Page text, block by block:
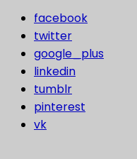
facebook
twitter
google_plus
linkedin
tumblr
pinterest
vk